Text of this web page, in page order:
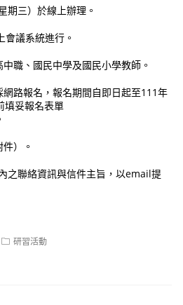
期三）於線上辦理。
議系統進行。
職、國民中學及國民小學教師。
路報名，報名期間自即日起至111年
填妥報名表單
）。
之聯絡資訊與信件主旨，以email提
Post研習活動